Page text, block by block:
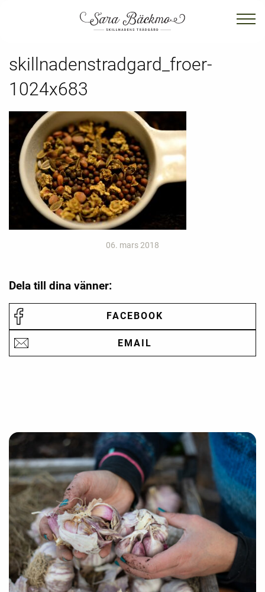
skillnadenstradgard_froer-
1024x683
06. mars 2018
Dela till dina vänner:
FACEBOOK
EMAIL